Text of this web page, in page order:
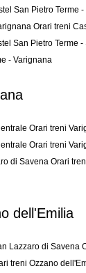
San Pietro Terme
Orari treni
San Pietro Terme
- Varignana
Orari treni
Orari treni
di Savena Orari
dell'Emilia
Lazzaro di Savena
treni Ozzano